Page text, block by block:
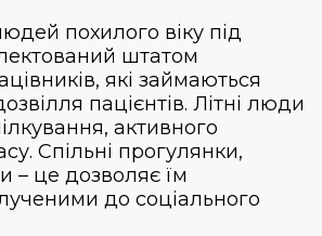
похилого віку під
штатом
які займаються
пацієнтів. Літні люди
активного
Спільні прогулянки,
– це дозволяє їм
до соціального